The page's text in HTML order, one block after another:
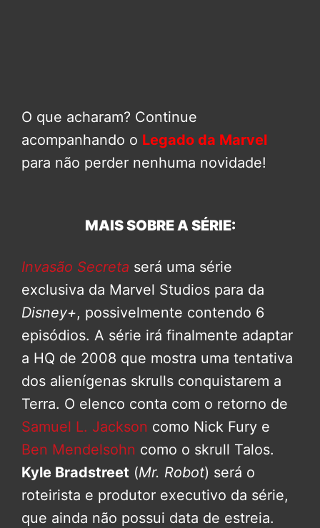
O que acharam? Continue
acompanhando o Legado da Marvel
para não perder nenhuma novidade!
MAIS SOBRE A SÉRIE:
Invasão Secreta será uma série
exclusiva da Marvel Studios para da
Disney+, possivelmente contendo 6
episódios. A série irá finalmente adaptar
a HQ de 2008 que mostra uma tentativa
dos alienígenas skrulls conquistarem a
Terra. O elenco conta com o retorno de
Samuel L. Jackson como Nick Fury e
Ben Mendelsohn como o skrull Talos.
Kyle Bradstreet (Mr. Robot) será o
roteirista e produtor executivo da série,
que ainda não possui data de estreia.